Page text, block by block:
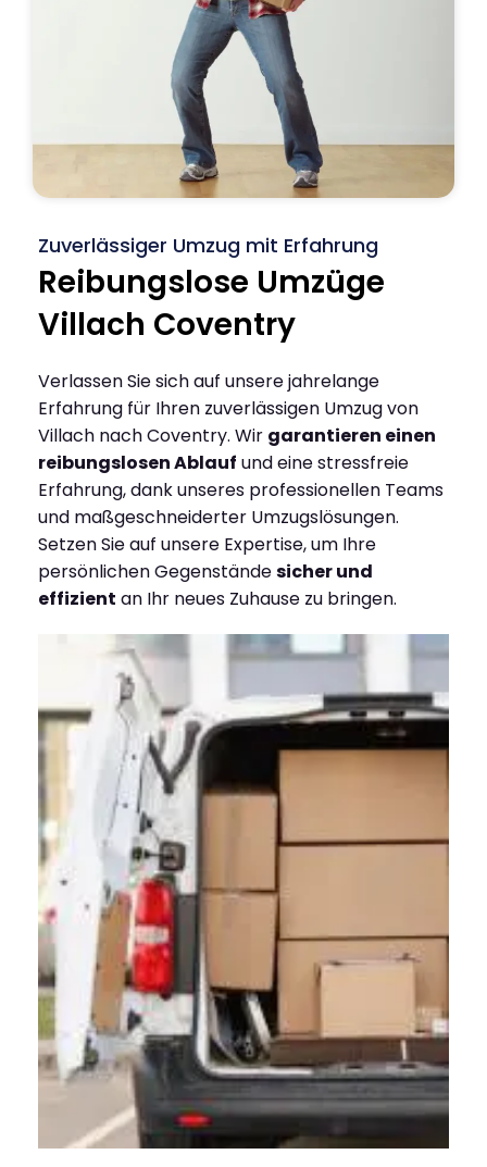
Zuverlässiger Umzug mit Erfahrung
Reibungslose Umzüge
Villach Coventry
Verlassen Sie sich auf unsere jahrelange
Erfahrung für Ihren zuverlässigen Umzug von
Villach nach Coventry. Wir garantieren einen
reibungslosen Ablauf und eine stressfreie
Erfahrung, dank unseres professionellen Teams
und maßgeschneiderter Umzugslösungen.
Setzen Sie auf unsere Expertise, um Ihre
persönlichen Gegenständesicher und
effizient an Ihr neues Zuhause zu bringen.